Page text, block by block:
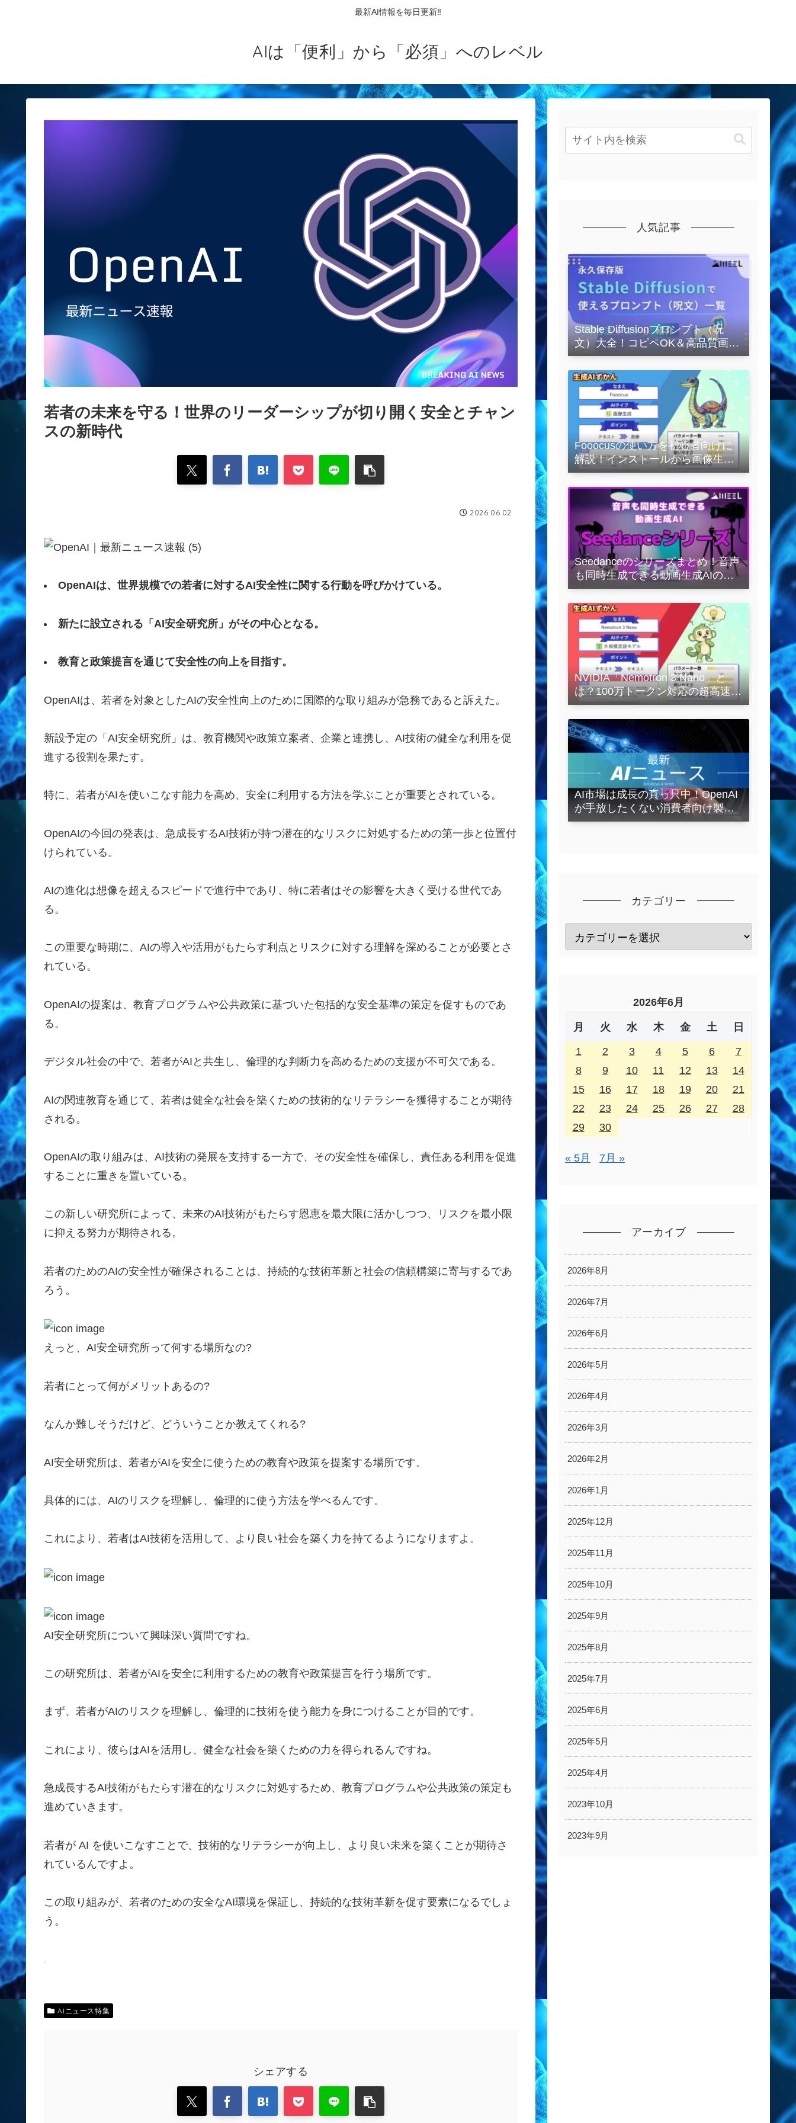
最新AI情報を毎日更新‼
AIは「便利」から「必須」へのレベル
若者の未来を守る！世界のリーダーシップが切り開く安全とチャン
スの新時代
2026.06.02
OpenAIは、世界規模での若者に対するAI安全性に関する行動を呼びかけている。
新たに設立される「AI安全研究所」がその中心となる。
教育と政策提言を通じて安全性の向上を目指す。
OpenAIは、若者を対象としたAIの安全性向上のために国際的な取り組みが急務であると訴えた。
新設予定の「AI安全研究所」は、教育機関や政策立案者、企業と連携し、AI技術の健全な利用を促
進する役割を果たす。
特に、若者がAIを使いこなす能力を高め、安全に利用する方法を学ぶことが重要とされている。
OpenAIの今回の発表は、急成長するAI技術が持つ潜在的なリスクに対処するための第一歩と位置付
けられている。
AIの進化は想像を超えるスピードで進行中であり、特に若者はその影響を大きく受ける世代であ
る。
この重要な時期に、AIの導入や活用がもたらす利点とリスクに対する理解を深めることが必要とさ
れている。
OpenAIの提案は、教育プログラムや公共政策に基づいた包括的な安全基準の策定を促すものであ
る。
デジタル社会の中で、若者がAIと共生し、倫理的な判断力を高めるための支援が不可欠である。
AIの関連教育を通じて、若者は健全な社会を築くための技術的なリテラシーを獲得することが期待
される。
OpenAIの取り組みは、AI技術の発展を支持する一方で、その安全性を確保し、責任ある利用を促進
することに重きを置いている。
この新しい研究所によって、未来のAI技術がもたらす恩恵を最大限に活かしつつ、リスクを最小限
に抑える努力が期待される。
若者のためのAIの安全性が確保されることは、持続的な技術革新と社会の信頼構築に寄与するであ
ろう。
えっと、AI安全研究所って何する場所なの?
若者にとって何がメリットあるの?
なんか難しそうだけど、どういうことか教えてくれる?
AI安全研究所は、若者がAIを安全に使うための教育や政策を提案する場所です。
具体的には、AIのリスクを理解し、倫理的に使う方法を学べるんです。
これにより、若者はAI技術を活用して、より良い社会を築く力を持てるようになりますよ。
AI安全研究所について興味深い質問ですね。
この研究所は、若者がAIを安全に利用するための教育や政策提言を行う場所です。
まず、若者がAIのリスクを理解し、倫理的に技術を使う能力を身につけることが目的です。
これにより、彼らはAIを活用し、健全な社会を築くための力を得られるんですね。
急成長するAI技術がもたらす潜在的なリスクに対処するため、教育プログラムや公共政策の策定も
進めていきます。
若者が AI を使いこなすことで、技術的なリテラシーが向上し、より良い未来を築くことが期待さ
れているんですよ。
この取り組みが、若者のための安全なAI環境を保証し、持続的な技術革新を促す要素になるでしょ
う。
AIニュース特集
シェアする
人気記事
Stable Diffusionプロンプト（呪
文）大全！コピペOK＆高品質画像
を作るコツの完全保存版
Fooocusの使い方を初心者向けに
解説！インストールから画像生成
の実践まで紹介
Seedanceのシリーズまとめ！音声
も同時生成できる動画生成AIの全
容を解説
NVIDIA「Nemotron 3 Nano」と
は？100万トークン対応の超高速
LLMを徹底解説
AI市場は成長の真っ只中！OpenAI
が手放したくない消費者向け製品
とは？
カテゴリー
2026年6月
月 火 水 木 金 土 日
1 2 3 4 5 6
7
8
9 10 11 12 13
14
15
16 17 18 19 20
21
22
23 24 25 26 27
28
29
30
« 5月 7月 »
アーカイブ
2026年8月
2026年7月
2026年6月
2026年5月
2026年4月
2026年3月
2026年2月
2026年1月
2025年12月
2025年11月
2025年10月
2025年9月
2025年8月
2025年7月
2025年6月
2025年5月
2025年4月
2023年10月
2023年9月